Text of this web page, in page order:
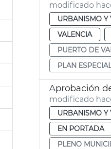
modificado
URBANISMO Y
VALENCIA
PUERTO DE
PLAN
Aprobación
modificado
URBANISMO Y
EN PORTADA
PLENO